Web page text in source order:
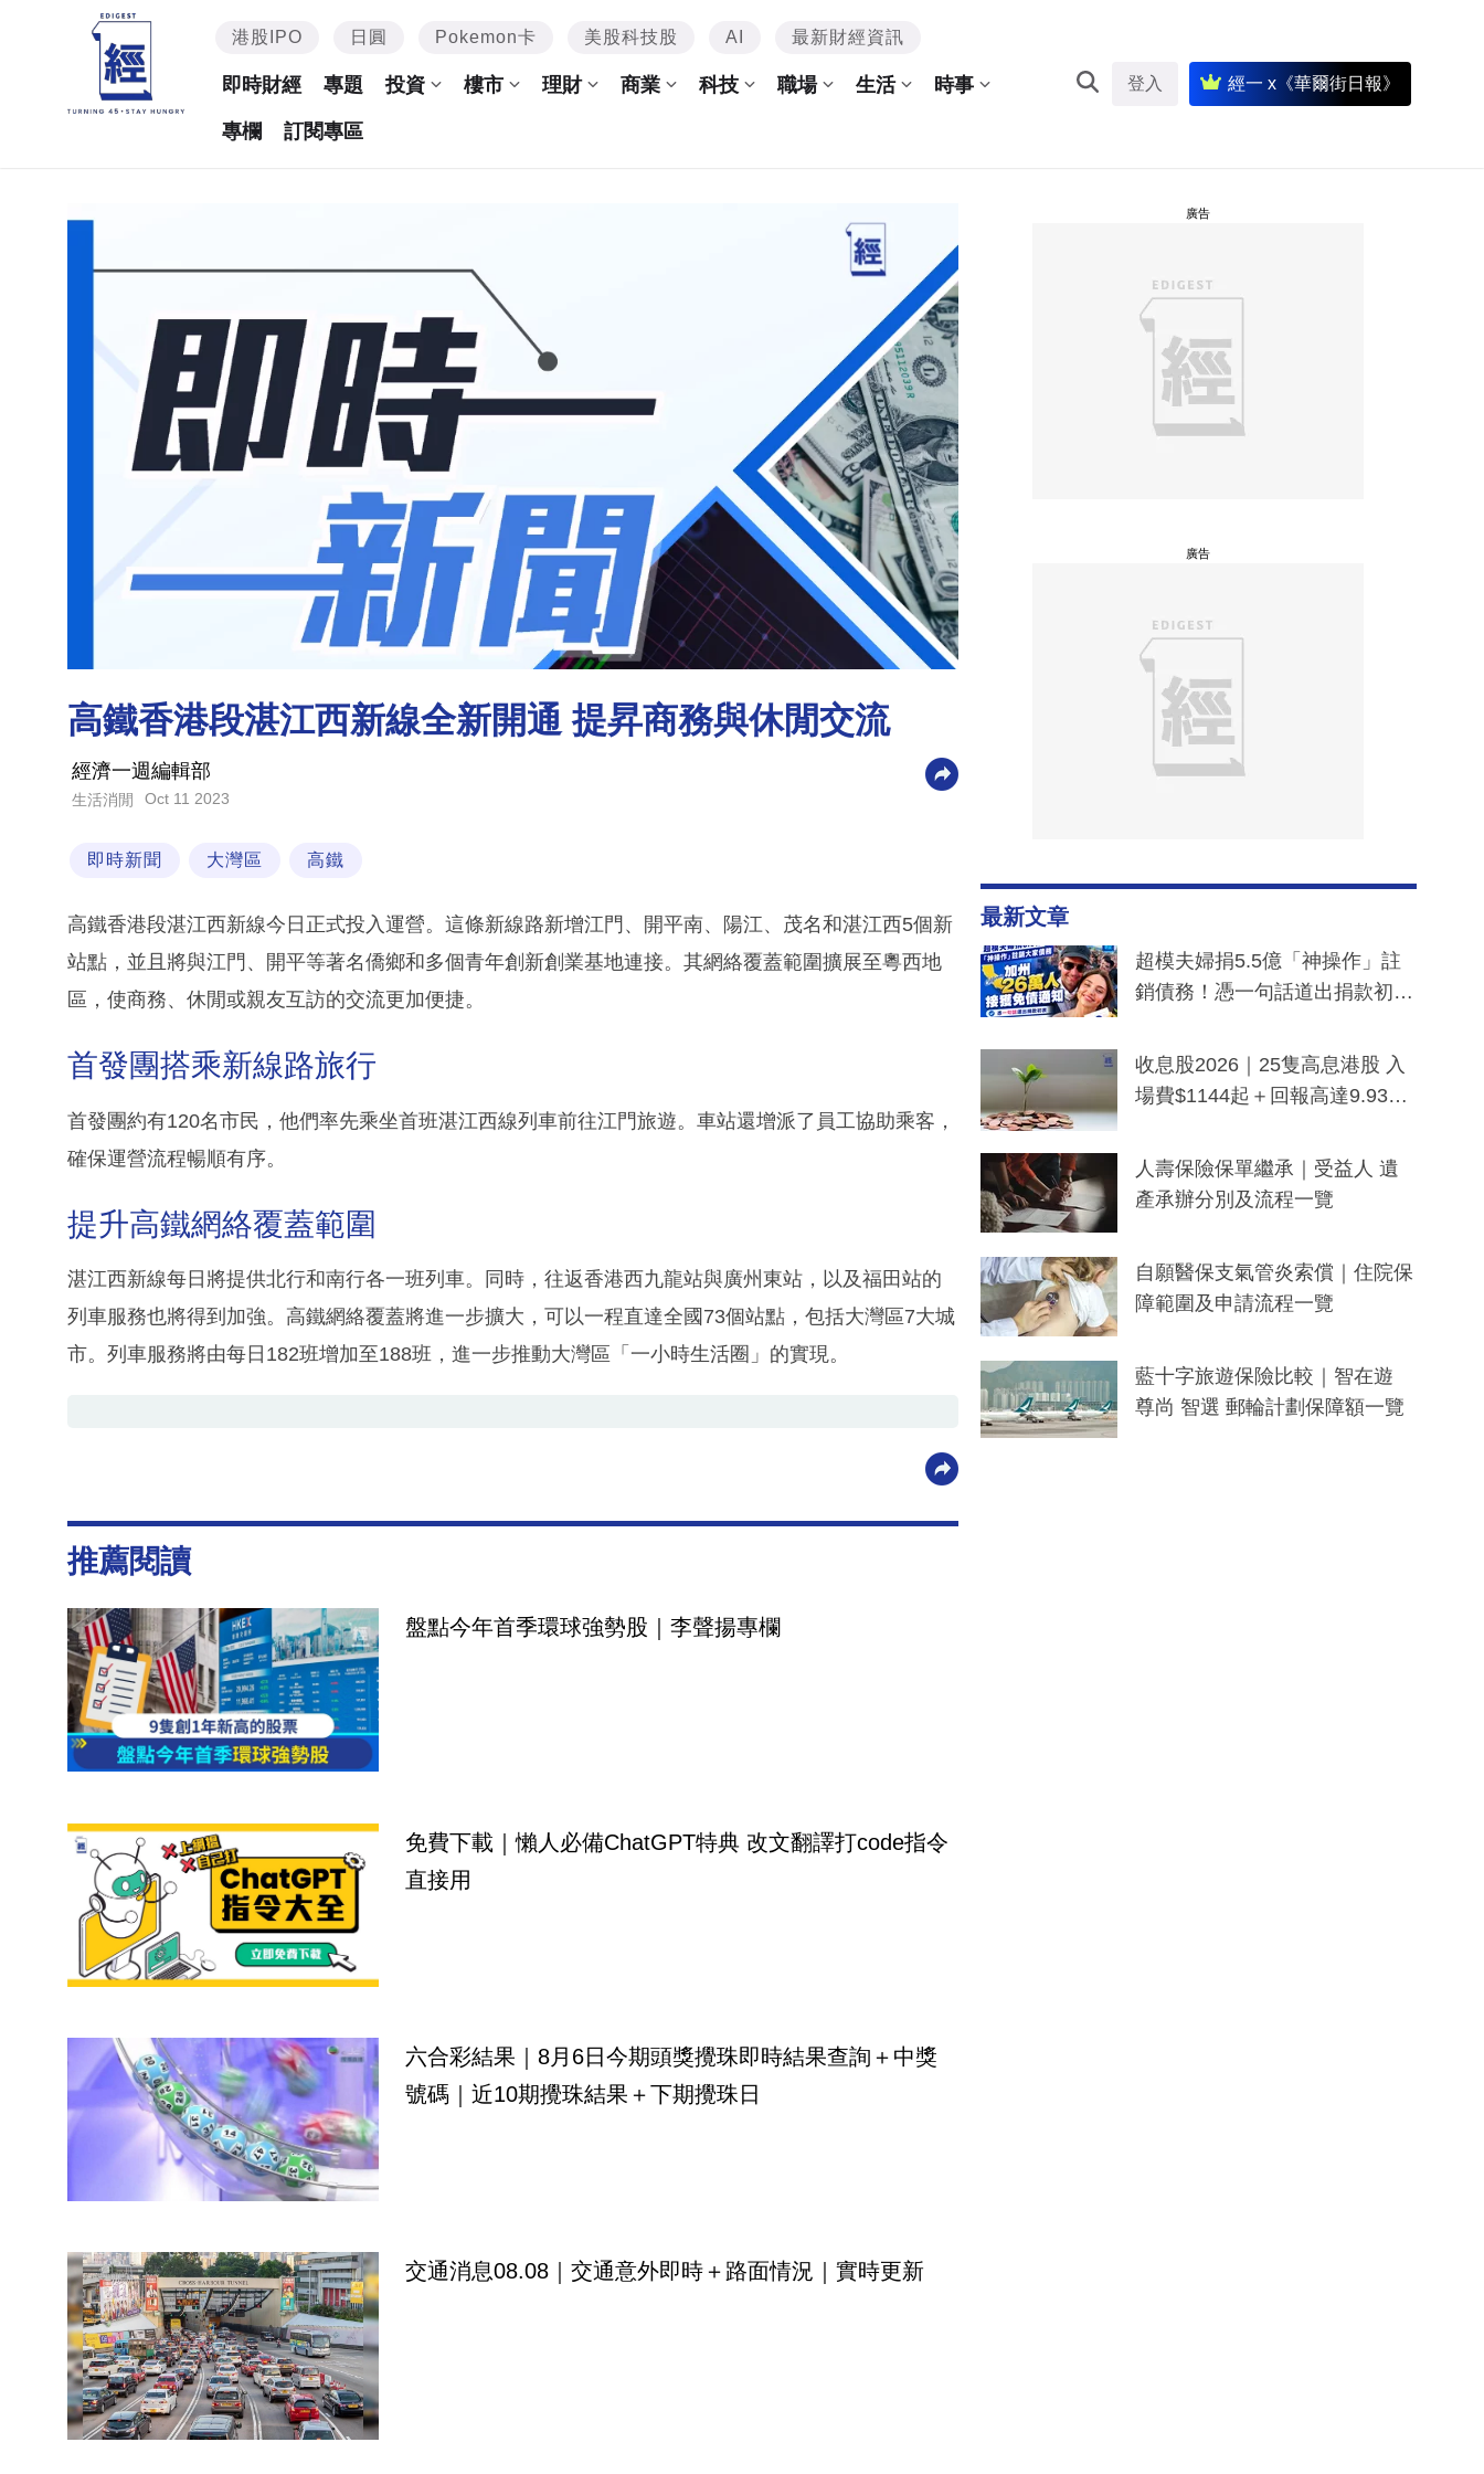
港股IPO 日圓 Pokemon卡 美股科技股 AI 最新財經資訊
即時財經 專題 投資 樓市 理財 商業 科技 職場 生活 時事
專欄 訂閱專區
登入 經一 x《華爾街日報》
高鐵香港段湛江西新線全新開通 提昇商務與休閒交流
經濟一週編輯部
生活消閒 Oct 11 2023
即時新聞 大灣區 高鐵
高鐵香港段湛江西新線今日正式投入運營。這條新線路新增江門、開平南、陽江、茂名和湛江西5個新
站點，並且將與江門、開平等著名僑鄉和多個青年創新創業基地連接。其網絡覆蓋範圍擴展至粵西地
區，使商務、休閒或親友互訪的交流更加便捷。
首發團搭乘新線路旅行
首發團約有120名市民，他們率先乘坐首班湛江西線列車前往江門旅遊。車站還增派了員工協助乘客，
確保運營流程暢順有序。
提升高鐵網絡覆蓋範圍
湛江西新線每日將提供北行和南行各一班列車。同時，往返香港西九龍站與廣州東站，以及福田站的
列車服務也將得到加強。高鐵網絡覆蓋將進一步擴大，可以一程直達全國73個站點，包括大灣區7大城
市。列車服務將由每日182班增加至188班，進一步推動大灣區「一小時生活圈」的實現。
推薦閱讀
盤點今年首季環球強勢股｜李聲揚專欄
免費下載｜懶人必備ChatGPT特典 改文翻譯打code指令
直接用
六合彩結果｜8月6日今期頭獎攪珠即時結果查詢＋中獎
號碼｜近10期攪珠結果＋下期攪珠日
交通消息08.08｜交通意外即時＋路面情況｜實時更新
廣告
廣告
最新文章
超模夫婦捐5.5億「神操作」註
銷債務！憑一句話道出捐款初
一度被誤當詐騙手段
收息股2026｜25隻高息港股 入
場費$1144起＋回報高達9.93
人壽保險保單繼承｜受益人 遺
產承辦分別及流程一覽
自願醫保支氣管炎索償｜住院保
障範圍及申請流程一覽
藍十字旅遊保險比較｜智在遊
尊尚 智選 郵輪計劃保障額一覽